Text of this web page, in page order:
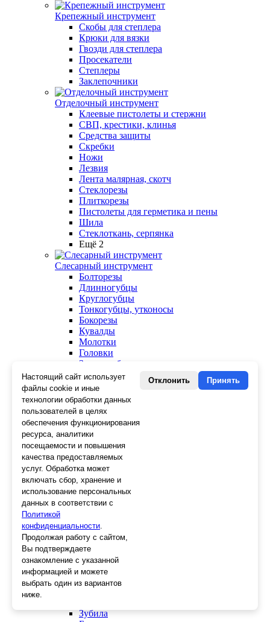
Крепежный инструмент
Скобы для степлера
Крюки для вязки
Гвозди для степлера
Просекатели
Степлеры
Заклепочники
Отделочный инструмент
Клеевые пистолеты и стержни
СВП, крестики, клинья
Средства защиты
Скребки
Ножи
Лезвия
Лента малярная, скотч
Стеклорезы
Плиткорезы
Пистолеты для герметика и пены
Шила
Стеклоткань, серпянка
Ещё 2
Слесарный инструмент
Болторезы
Длинногубцы
Круглогубцы
Тонкогубцы, утконосы
Бокорезы
Кувалды
Молотки
Головки
Зенкера, бородки, кернеры
Керны
Патроны, переходники
Ножницы электрика
Стопорные кольца
Съемники стопорных колец
Пинцеты
Магниты
Клещи для изоляции
Кабелерезы
Гайкорезы
Зажимы ручные
Подшипники
Тиски
Плоскогубцы
Отвертки
Ножницы по металлу
Напильники, рашпили
Наборы инструментов
Кусачки
Зубила
Настоящий сайт использует
файлы cookie и иные
технологии обработки данных
пользователей в целях
обеспечения функционирования
ресурса, аналитики
посещаемости и повышения
качества предоставляемых
услуг. Обработка может
включать сбор, хранение и
использование персональных
данных в соответствии с
Политикой
конфиденциальности.
Продолжая работу с сайтом,
Вы подтверждаете
ознакомление с указанной
информацией и можете
выбрать один из вариантов
ниже.
Отклонить Принять